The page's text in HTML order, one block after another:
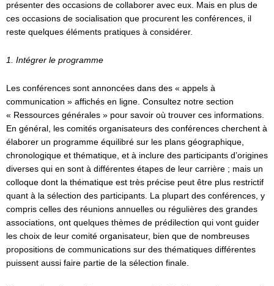
présenter des occasions de collaborer avec eux. Mais en plus de
ces occasions de socialisation que procurent les conférences, il
reste quelques éléments pratiques à considérer.
1. Intégrer le programme
Les conférences sont annoncées dans des « appels à
communication » affichés en ligne. Consultez notre section
« Ressources générales » pour savoir où trouver ces informations.
En général, les comités organisateurs des conférences cherchent à
élaborer un programme équilibré sur les plans géographique,
chronologique et thématique, et à inclure des participants d’origines
diverses qui en sont à différentes étapes de leur carrière ; mais un
colloque dont la thématique est très précise peut être plus restrictif
quant à la sélection des participants. La plupart des conférences, y
compris celles des réunions annuelles ou régulières des grandes
associations, ont quelques thèmes de prédilection qui vont guider
les choix de leur comité organisateur, bien que de nombreuses
propositions de communications sur des thématiques différentes
puissent aussi faire partie de la sélection finale.